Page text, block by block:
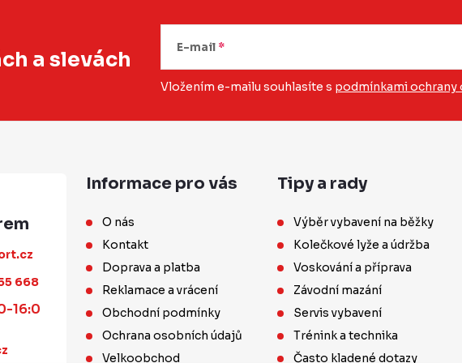
a slevách E-mail
Vložením e-mailu souhlasíte s podmínkami ochrany
668
16:0
Informace pro vás
O nás
Kontakt
Doprava a platba
Reklamace a vrácení
Obchodní podmínky
Ochrana osobních údajů
Velkoobchod
Tipy a rady
Výběr vybavení na běžky
Kolečkové lyže a údržba
Voskování a příprava
Závodní mazání
Servis vybavení
Trénink a technika
Často kladené dotazy